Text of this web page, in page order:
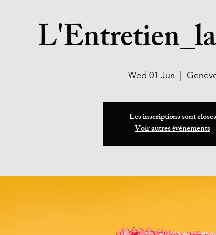
Wed 01 Jun
Les inscriptions sont closes
Voir autres événements